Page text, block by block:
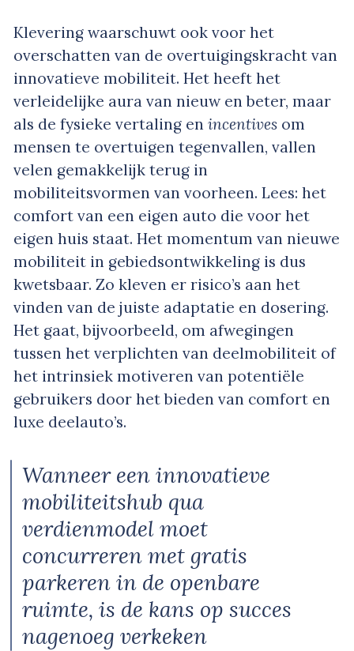
Klevering waarschuwt ook voor het
overschatten van de overtuigingskracht van
innovatieve mobiliteit. Het heeft het
verleidelijke aura van nieuw en beter, maar
als de fysieke vertaling en incentives om
mensen te overtuigen tegenvallen, vallen
velen gemakkelijk terug in
mobiliteitsvormen van voorheen. Lees: het
comfort van een eigen auto die voor het
eigen huis staat. Het momentum van nieuwe
mobiliteit in gebiedsontwikkeling is dus
kwetsbaar. Zo kleven er risico’s aan het
vinden van de juiste adaptatie en dosering.
Het gaat, bijvoorbeeld, om afwegingen
tussen het verplichten van deelmobiliteit of
het intrinsiek motiveren van potentiële
gebruikers door het bieden van comfort en
luxe deelauto’s.
Wanneer een innovatieve
mobiliteitshub qua
verdienmodel moet
concurreren met gratis
parkeren in de openbare
ruimte, is de kans op succes
nagenoeg verkeken